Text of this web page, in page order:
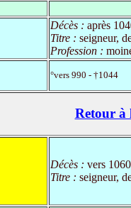
Décès : après
Titre : seigneur,
Profession :
°vers 990 - †1044
Retour à
Décès : vers 1060
Titre : seigneur,